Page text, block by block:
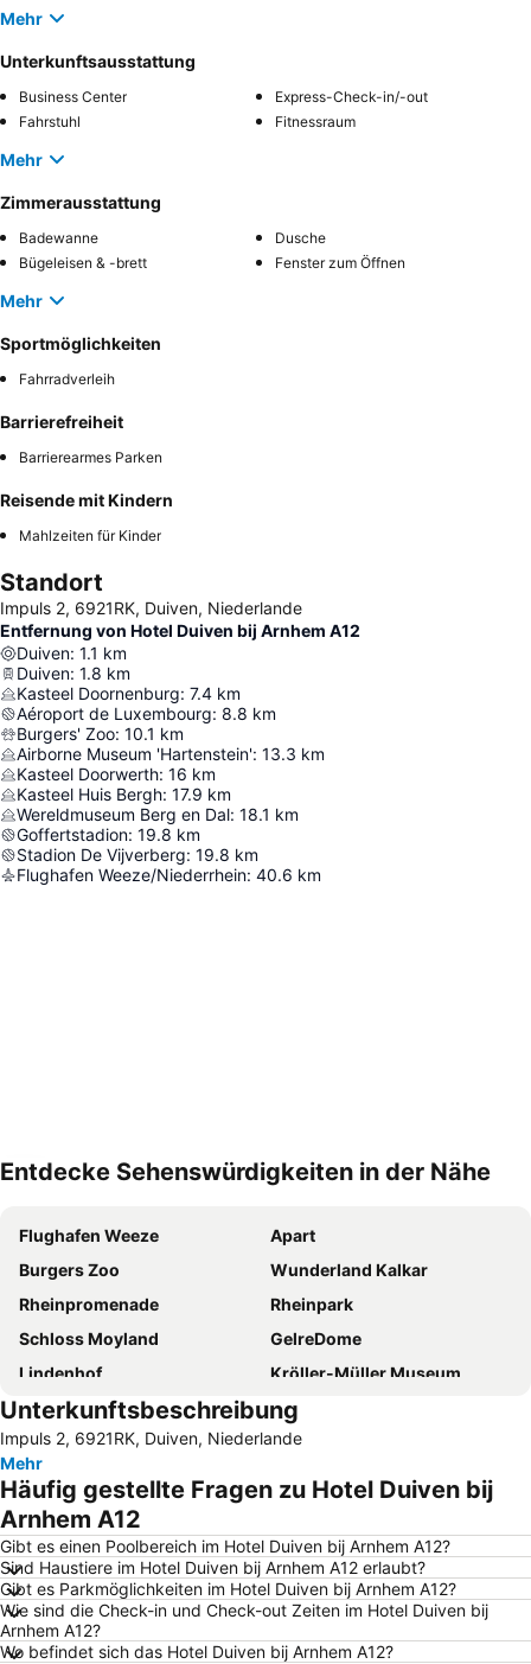
Mehr
Unterkunftsausstattung
Business Center
Express-Check-in/-out
Fahrstuhl
Fitnessraum
Mehr
Zimmerausstattung
Badewanne
Dusche
Bügeleisen & -brett
Fenster zum Öffnen
Mehr
Sportmöglichkeiten
Fahrradverleih
Barrierefreiheit
Barrierearmes Parken
Reisende mit Kindern
Mahlzeiten für Kinder
Standort
Impuls 2, 6921RK, Duiven, Niederlande
Entfernung von Hotel Duiven bij Arnhem A12
Duiven: 1.1 km
Duiven: 1.8 km
Kasteel Doornenburg: 7.4 km
Aéroport de Luxembourg: 8.8 km
Burgers' Zoo: 10.1 km
Airborne Museum 'Hartenstein': 13.3 km
Kasteel Doorwerth: 16 km
Kasteel Huis Bergh: 17.9 km
Wereldmuseum Berg en Dal: 18.1 km
Goffertstadion: 19.8 km
Stadion De Vijverberg: 19.8 km
Flughafen Weeze/Niederrhein: 40.6 km
Entdecke Sehenswürdigkeiten in der Nähe
Flughafen Weeze
Apart
Burgers Zoo
Wunderland Kalkar
Rheinpromenade
Rheinpark
Schloss Moyland
GelreDome
Lindenhof
Kröller-Müller Museum
De Hoge Veluwe
Waalbrücke bei Nimwegen
Affenpark Apenheul
van Bebber
Haldern Pop
Museum Wasserburg Anholt
Auesee
Freizeitpark Wisseler See
Freizeitzentrum Xanten
Eiland van Maurik
Bahnhof Kevelaer
Ouwehands Tierpark
Bahnhof Emmerich
Inselbad BAHIA
Internationale Vierdaagse Afstandsmarsen Nijmegen
Unterkunftsbeschreibung
Impuls 2, 6921RK, Duiven, Niederlande
Mehr
Häufig gestellte Fragen zu Hotel Duiven bij
Arnhem A12
Gibt es einen Poolbereich im Hotel Duiven bij Arnhem A12?
Sind Haustiere im Hotel Duiven bij Arnhem A12 erlaubt?
Gibt es Parkmöglichkeiten im Hotel Duiven bij Arnhem A12?
Wie sind die Check-in und Check-out Zeiten im Hotel Duiven bij
Arnhem A12?
Wo befindet sich das Hotel Duiven bij Arnhem A12?